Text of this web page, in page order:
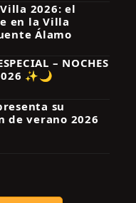
2026: el
en la Villa
Álamo
– NOCHES
✨🌙
su
de verano 2026